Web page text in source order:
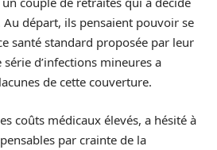
Au départ, ils pensaient pouvoir se
santé standard proposée par leur
d’infections mineures a
de cette couverture.
coûts médicaux élevés, a hésité à
par crainte de la